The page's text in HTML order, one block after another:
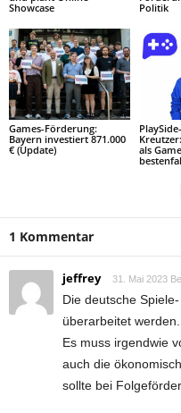
Showcase
Politik
Games-Förderung:
Bayern investiert 871.000
€ (Update)
als
1 Kommentar
jeffrey 31. Mai 2023
Die deutsche
überarbeitet werden.
Es muss irgendwie
auch die
sollte bei